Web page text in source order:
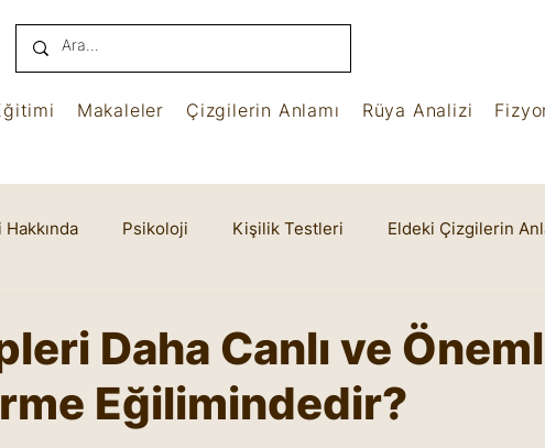
Makaleler Çizgilerin Anlamı Rüya Analizi
Psikoloji Kişilik Testleri Eldeki Çizgilerin
Daha Canlı ve
Eğilimindedir?